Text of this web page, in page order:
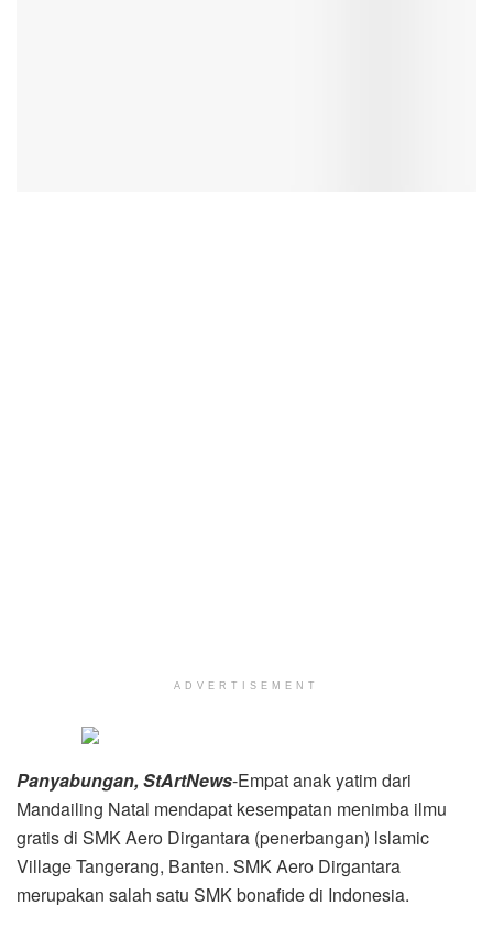
ADVERTISEMENT
Panyabungan, StArtNews-Empat anak yatim dari
Mandailing Natal mendapat kesempatan menimba ilmu
gratis di SMK Aero Dirgantara (penerbangan) lslamic
Village Tangerang, Banten. SMK Aero Dirgantara
merupakan salah satu SMK bonafide di Indonesia.